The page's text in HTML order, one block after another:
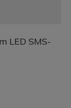
LED SMS-